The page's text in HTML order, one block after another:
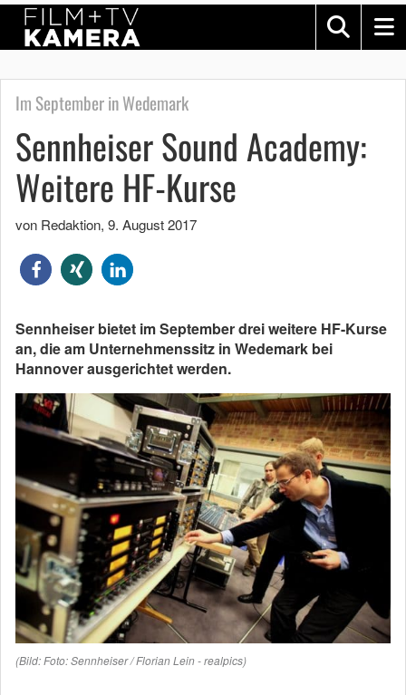
Im September in Wedemark
Sennheiser Sound Academy:
Weitere HF-Kurse
von Redaktion, 9. August 2017
Sennheiser bietet im September drei weitere HF-Kurse
an, die am Unternehmenssitz in Wedemark bei
Hannover ausgerichtet werden.
(Bild: Foto: Sennheiser / Florian Lein - realpics)